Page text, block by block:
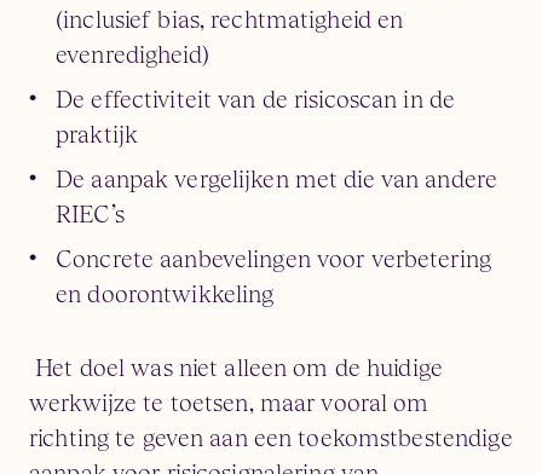
(inclusief bias, rechtmatigheid en
evenredigheid)
De effectiviteit van de risicoscan in de
praktijk
De aanpak vergelijken met die van andere
RIEC’s
Concrete aanbevelingen voor verbetering
en doorontwikkeling
Het doel was niet alleen om de huidige
werkwijze te toetsen, maar vooral om
richting te geven aan een toekomstbestendige